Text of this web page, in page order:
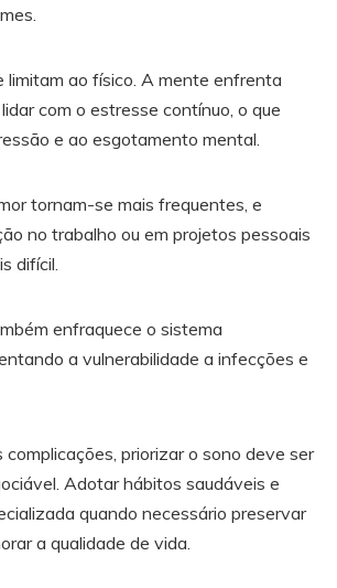
limitam ao físico. A mente enfrenta
com o estresse contínuo, o que
e ao esgotamento mental.
tornam-se mais frequentes, e
no trabalho ou em projetos pessoais
difícil.
enfraquece o sistema
a vulnerabilidade a infecções e
priorizar o sono deve ser
Adotar hábitos saudáveis e
quando necessário preservar
a qualidade de vida.